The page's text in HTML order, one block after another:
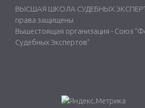
ВЫСШАЯ ШКОЛА СУДЕБНЫХ
права защищены
Вышестоящая организация - Союз
Судебных Экспертов"